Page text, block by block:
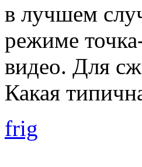
в лучшем
режиме
видео. Для
Какая
frig